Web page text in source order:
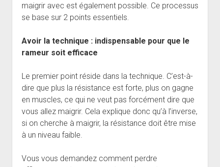
maigrir avec est également possible. Ce processus
se base sur 2 points essentiels.
Avoir la technique : indispensable pour que le
rameur soit efficace
Le premier point réside dans la technique. C’est-à-
dire que plus la résistance est forte, plus on gagne
en muscles, ce qui ne veut pas forcément dire que
vous allez maigrir. Cela explique donc qu’à l’inverse,
si on cherche à maigrir, la résistance doit être mise
à un niveau faible.
Vous vous demandez comment perdre